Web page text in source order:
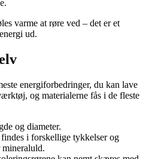
varme at røre ved – det er et
ud.
energiforbedringer, du kan lave
og materialerne fås i de fleste
og diameter.
i forskellige tykkelser og
mineraluld.